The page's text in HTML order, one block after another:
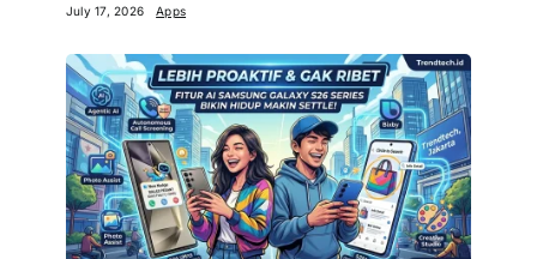
July 17, 2026 Apps